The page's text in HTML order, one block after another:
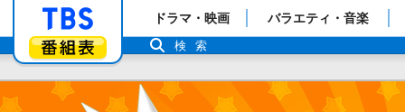
「TBSテレビ」トップページ
番組表
ドラマ・映画 バラエティ・音楽
検索